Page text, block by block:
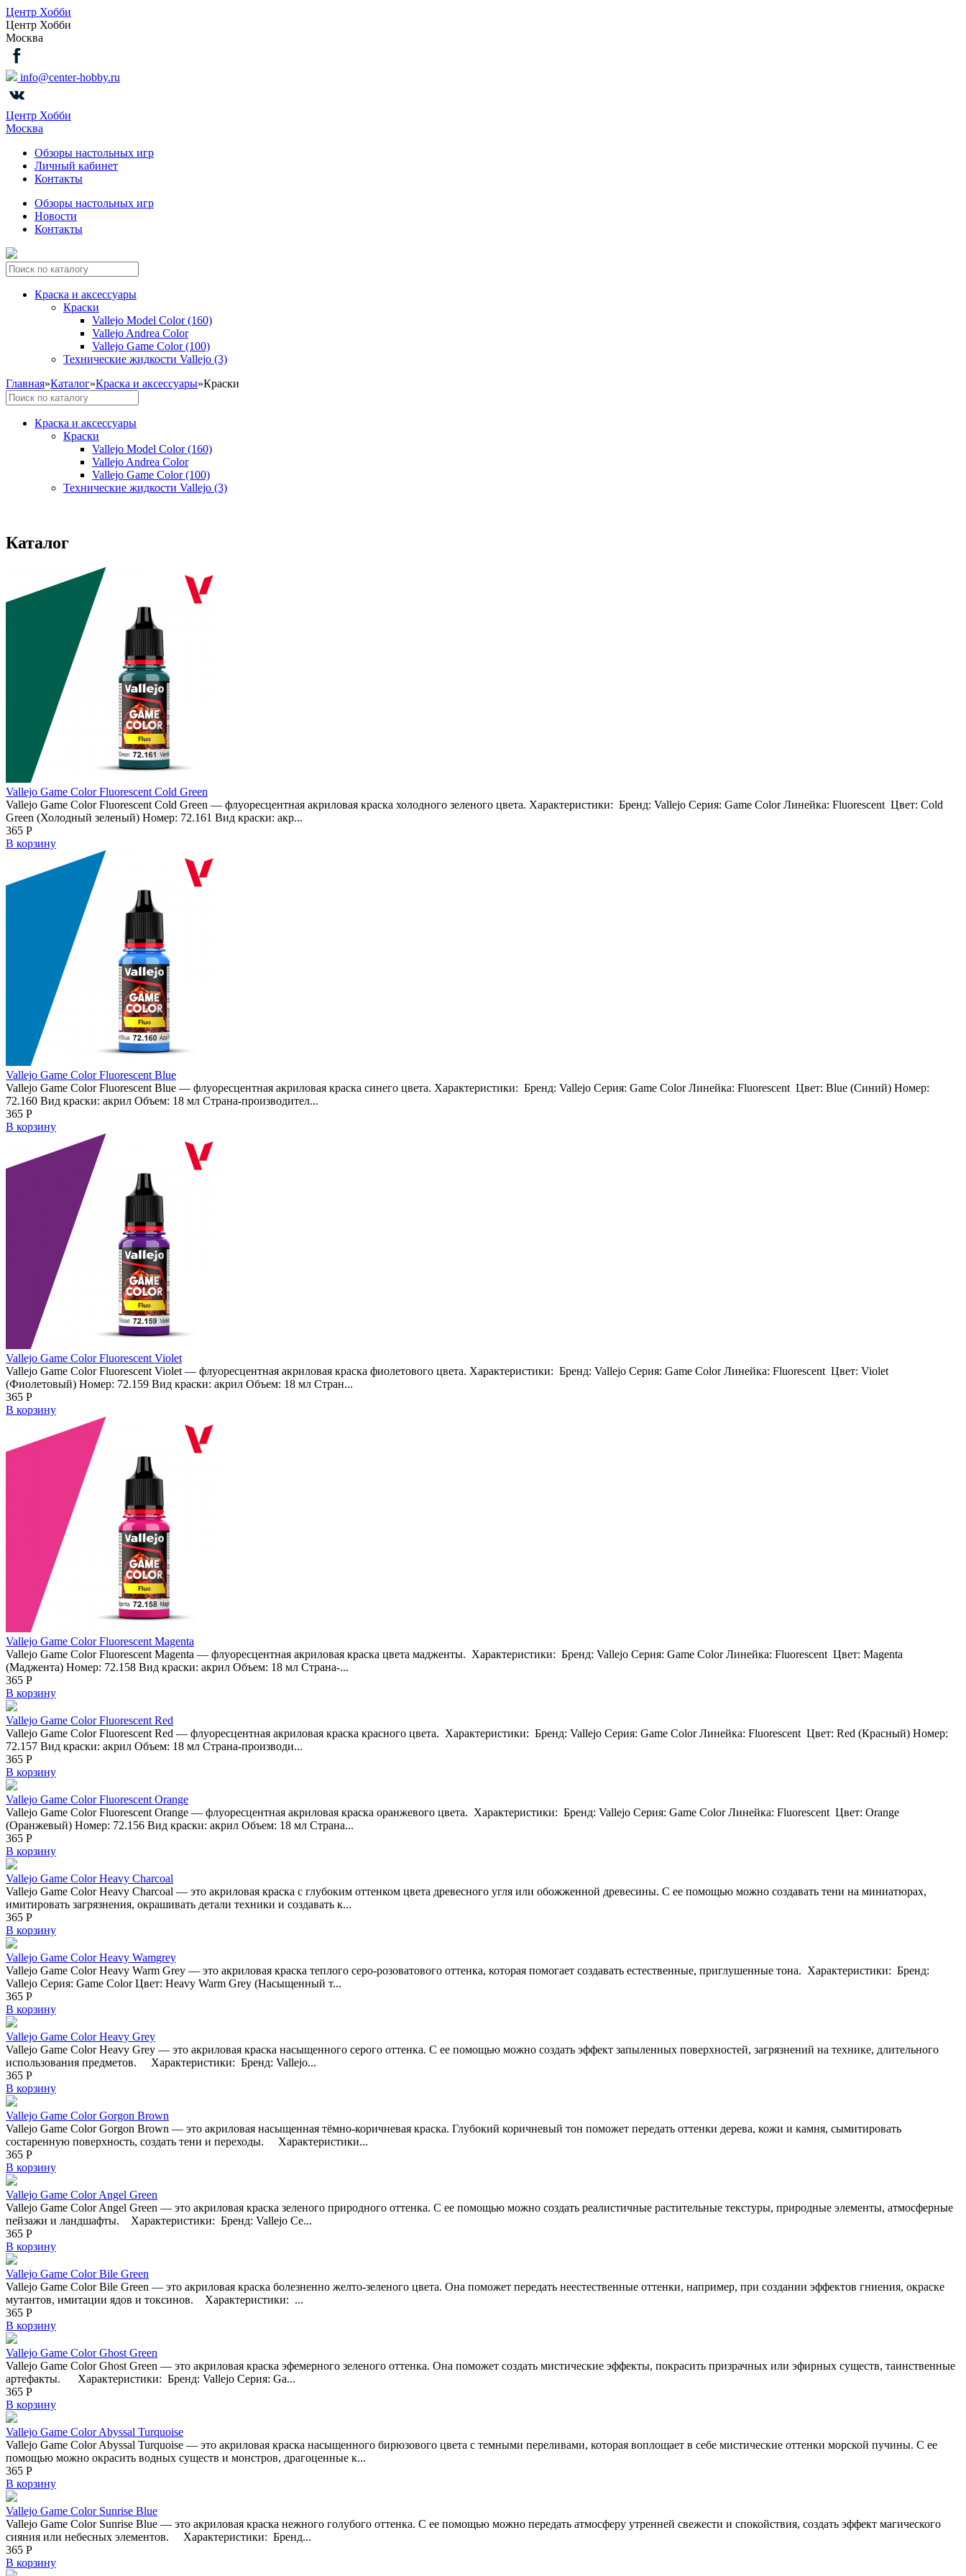
Центр Хобби
Центр Хобби
Москва
info@center-hobby.ru
Центр Хобби
Москва
Обзоры настольных игр
Личный кабинет
Контакты
Обзоры настольных игр
Новости
Контакты
Краска и аксессуары
Краски
Vallejo Model Color (160)
Vallejo Andrea Color
Vallejo Game Color (100)
Технические жидкости Vallejo (3)
Главная»Каталог»Краска и аксессуары»Краски
Краска и аксессуары
Краски
Vallejo Model Color (160)
Vallejo Andrea Color
Vallejo Game Color (100)
Технические жидкости Vallejo (3)
Каталог
Vallejo Game Color Fluorescent Cold Green
Vallejo Game Color Fluorescent Cold Green — флуоресцентная акриловая краска холодного зеленого цвета. Характеристики: Бренд: Vallejo Серия: Game Color Линейка: Fluorescent Цвет: Cold
Green (Холодный зеленый) Номер: 72.161 Вид краски: акр...
365 Р
В корзину
Vallejo Game Color Fluorescent Blue
Vallejo Game Color Fluorescent Blue — флуоресцентная акриловая краска синего цвета. Характеристики: Бренд: Vallejo Серия: Game Color Линейка: Fluorescent Цвет: Blue (Синий) Номер:
72.160 Вид краски: акрил Объем: 18 мл Страна-производител...
365 Р
В корзину
Vallejo Game Color Fluorescent Violet
Vallejo Game Color Fluorescent Violet — флуоресцентная акриловая краска фиолетового цвета. Характеристики: Бренд: Vallejo Серия: Game Color Линейка: Fluorescent Цвет: Violet
(Фиолетовый) Номер: 72.159 Вид краски: акрил Объем: 18 мл Стран...
365 Р
В корзину
Vallejo Game Color Fluorescent Magenta
Vallejo Game Color Fluorescent Magenta — флуоресцентная акриловая краска цвета мадженты. Характеристики: Бренд: Vallejo Серия: Game Color Линейка: Fluorescent Цвет: Magenta
(Маджента) Номер: 72.158 Вид краски: акрил Объем: 18 мл Страна-...
365 Р
В корзину
Vallejo Game Color Fluorescent Red
Vallejo Game Color Fluorescent Red — флуоресцентная акриловая краска красного цвета. Характеристики: Бренд: Vallejo Серия: Game Color Линейка: Fluorescent Цвет: Red (Красный) Номер:
72.157 Вид краски: акрил Объем: 18 мл Страна-производи...
365 Р
В корзину
Vallejo Game Color Fluorescent Orange
Vallejo Game Color Fluorescent Orange — флуоресцентная акриловая краска оранжевого цвета. Характеристики: Бренд: Vallejo Серия: Game Color Линейка: Fluorescent Цвет: Orange
(Оранжевый) Номер: 72.156 Вид краски: акрил Объем: 18 мл Страна...
365 Р
В корзину
Vallejo Game Color Heavy Charcoal
Vallejo Game Color Heavy Charcoal — это акриловая краска с глубоким оттенком цвета древесного угля или обожженной древесины. С ее помощью можно создавать тени на миниатюрах,
имитировать загрязнения, окрашивать детали техники и создавать к...
365 Р
В корзину
Vallejo Game Color Heavy Wamgrey
Vallejo Game Color Heavy Warm Grey — это акриловая краска теплого серо-розоватового оттенка, которая помогает создавать естественные, приглушенные тона. Характеристики: Бренд:
Vallejo Серия: Game Color Цвет: Heavy Warm Grey (Насыщенный т...
365 Р
В корзину
Vallejo Game Color Heavy Grey
Vallejo Game Color Heavy Grey — это акриловая краска насыщенного серого оттенка. С ее помощью можно создать эффект запыленных поверхностей, загрязнений на технике, длительного
использования предметов. Характеристики: Бренд: Vallejo...
365 Р
В корзину
Vallejo Game Color Gorgon Brown
Vallejo Game Color Gorgon Brown — это акриловая насыщенная тёмно-коричневая краска. Глубокий коричневый тон поможет передать оттенки дерева, кожи и камня, сымитировать
состаренную поверхность, создать тени и переходы. Характеристики...
365 Р
В корзину
Vallejo Game Color Angel Green
Vallejo Game Color Angel Green — это акриловая краска зеленого природного оттенка. С ее помощью можно создать реалистичные растительные текстуры, природные элементы, атмосферные
пейзажи и ландшафты. Характеристики: Бренд: Vallejo Се...
365 Р
В корзину
Vallejo Game Color Bile Green
Vallejo Game Color Bile Green — это акриловая краска болезненно желто-зеленого цвета. Она поможет передать неестественные оттенки, например, при создании эффектов гниения, окраске
мутантов, имитации ядов и токсинов. Характеристики: ...
365 Р
В корзину
Vallejo Game Color Ghost Green
Vallejo Game Color Ghost Green — это акриловая краска эфемерного зеленого оттенка. Она поможет создать мистические эффекты, покрасить призрачных или эфирных существ, таинственные
артефакты. Характеристики: Бренд: Vallejo Серия: Ga...
365 Р
В корзину
Vallejo Game Color Abyssal Turquoise
Vallejo Game Color Abyssal Turquoise — это акриловая краска насыщенного бирюзового цвета с темными переливами, которая воплощает в себе мистические оттенки морской пучины. С ее
помощью можно окрасить водных существ и монстров, драгоценные к...
365 Р
В корзину
Vallejo Game Color Sunrise Blue
Vallejo Game Color Sunrise Blue — это акриловая краска нежного голубого оттенка. С ее помощью можно передать атмосферу утренней свежести и спокойствия, создать эффект магического
сияния или небесных элементов. Характеристики: Бренд...
365 Р
В корзину